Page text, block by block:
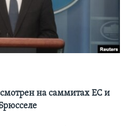
на саммитах ЕС и